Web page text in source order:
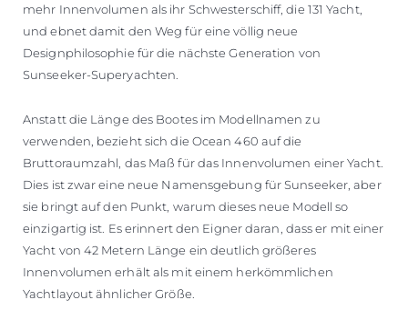
mehr Innenvolumen als ihr Schwesterschiff, die 131 Yacht,
und ebnet damit den Weg für eine völlig neue
Designphilosophie für die nächste Generation von
Sunseeker-Superyachten.
Anstatt die Länge des Bootes im Modellnamen zu
verwenden, bezieht sich die Ocean 460 auf die
Bruttoraumzahl, das Maß für das Innenvolumen einer Yacht.
Dies ist zwar eine neue Namensgebung für Sunseeker, aber
sie bringt auf den Punkt, warum dieses neue Modell so
einzigartig ist. Es erinnert den Eigner daran, dass er mit einer
Yacht von 42 Metern Länge ein deutlich größeres
Innenvolumen erhält als mit einem herkömmlichen
Yachtlayout ähnlicher Größe.